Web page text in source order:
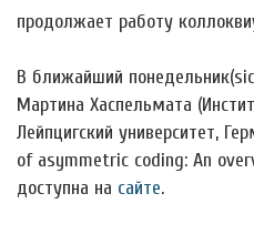
продолжает работу
В ближайший
Мартина Хаспельмата
Лейпцигский университет,
of asymmetric coding: An
доступна на сайте.